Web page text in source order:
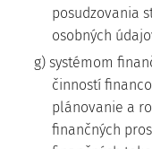
posudzovania
osobných
g) systémom
činností
plánovanie a
finančných